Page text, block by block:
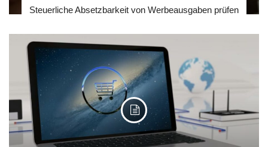
Steuerliche Absetzbarkeit von Werbeausgaben prüfen